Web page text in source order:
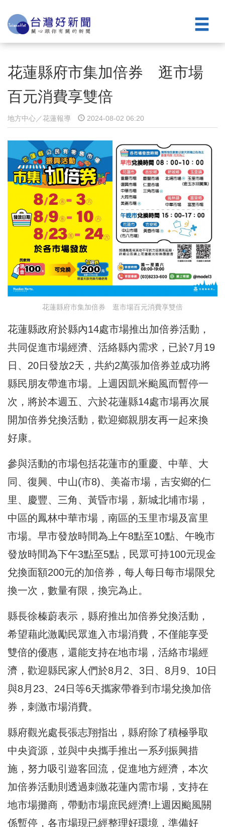
花蓮縣府市集加倍券 逛市場
百元消費享雙倍
地方中心／花蓮報導 2024-08-02 06:20
花蓮縣府市集加倍券 逛市場百元消費享雙倍
花蓮縣政府於縣內14處市場推出加倍券活動，
共同促進市場經濟、活絡縣內需求，已於7月19
日、20日發放2天，共約2萬張加倍券並成功將
縣民朋友帶進市場。上週因凱米颱風而暫停一
次，將於本週五、六於花蓮縣14處市場再次展
開加倍券兌換活動，歡迎鄉親朋友再一起來換
好康。
參與活動的市場包括花蓮市的重慶、中華、大
同、復興、中山(市8)、美崙市場，吉安鄉的仁
里、慶豐、三角、黃昏市場，新城北埔市場，
中區的鳳林中華市場，南區的玉里市場及富里
市場。早市發放時間為上午8點至10點、午晚市
發放時間為下午3點至5點，民眾可持100元現金
兌換面額200元的加倍券，每人每日每市場限兌
換一次，數量有限，換完為止。
縣長徐榛蔚表示，縣府推出加倍券兌換活動，
希望藉此激勵民眾進入市場消費，不僅能享受
雙倍的優惠，還能支持在地市場，活絡市場經
濟，歡迎縣民家人們於8月2、3日、8月9、10日
與8月23、24日等6天攜家帶眷到市場兌換加倍
券，刺激市場消費。
縣府觀光處長張志翔指出，縣府除了積極爭取
中央資源，並與中央攜手推出一系列振興措
施，努力吸引遊客回流，促進地方經濟，本次
加倍券活動則透過刺激花蓮內需市場，支持在
地市場攤商，帶動市場庶民經濟!上週因颱風關
係暫停，各市場現已經整理好環境，準備好